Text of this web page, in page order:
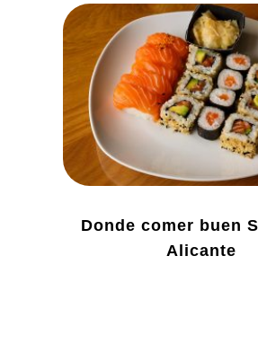
Donde comer buen
Alicante